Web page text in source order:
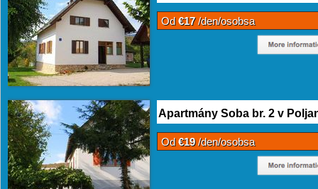
Od€17/den/osobsa
Apartmány Soba br. 2 v
Od€19/den/osobsa